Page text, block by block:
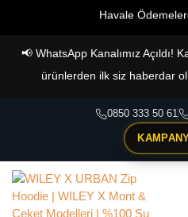
Havale
📢 WhatsApp Kanalımız Açıldı!
ürünlerden ilk siz haberdar
0850 333 50 61